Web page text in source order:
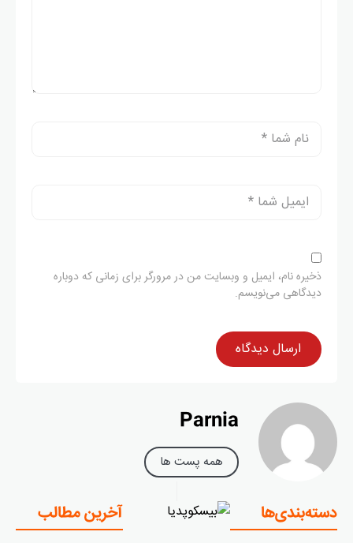
ذخیره نام، ایمیل و وبسایت من در مرورگر برای زمانی که دوباره
دیدگاهی می‌نویسم.
Parnia
همه پست ها
دسته‌بندی‌ها آخرین مطالب